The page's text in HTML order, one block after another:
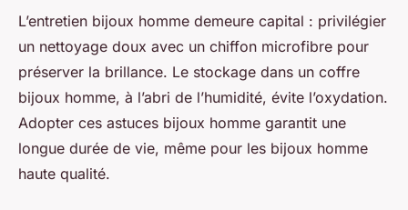
L’entretien bijoux homme demeure capital : privilégier
un nettoyage doux avec un chiffon microfibre pour
préserver la brillance. Le stockage dans un coffre
bijoux homme, à l’abri de l’humidité, évite l’oxydation.
Adopter ces astuces bijoux homme garantit une
longue durée de vie, même pour les bijoux homme
haute qualité.